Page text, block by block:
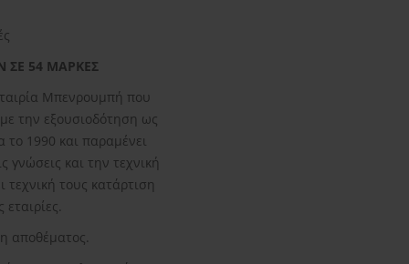
ΣΕ 54 ΜΑΡΚΕΣ
Μπενρουμπή που
την εξουσιοδότηση ως
το 1990 και παραμένει
και την τεχνική
τους κατάρτιση
αποθέματος.